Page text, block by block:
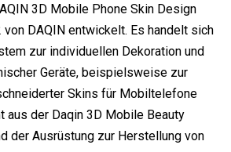
3D Mobile Phone Skin Design
DAQIN entwickelt. Es handelt sich
zur individuellen Dekoration und
Geräte, beispielsweise zur
Skins für Mobiltelefone
aus der Daqin 3D Mobile Beauty
der Ausrüstung zur Herstellung von